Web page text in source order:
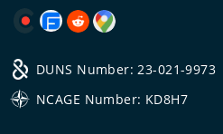
DUNS Number: 23-021-9973
NCAGE Number: KD8H7